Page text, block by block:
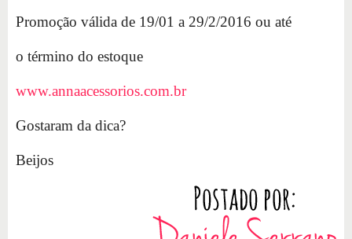
Promoção válida de 19/01 a 29/2/2016 ou até
o término do estoque
www.annaacessorios.com.br
Gostaram da dica?
Beijos